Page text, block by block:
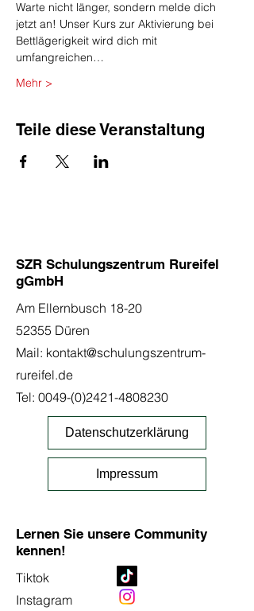
Warte nicht länger, sondern melde dich
jetzt an! Unser Kurs zur Aktivierung bei
Bettlägerigkeit wird dich mit
umfangreichen…
Mehr >
Teile diese Veranstaltung
SZR Schulungszentrum Rureifel
gGmbH
Am Ellernbusch 18-20
52355 Düren
Mail: kontakt@schulungszentrum-
rureifel.de
Tel: 0049-(0)2421-4808230
Datenschutzerklärung
Impressum
Lernen Sie unsere Community
kennen!
Tiktok
Instagram